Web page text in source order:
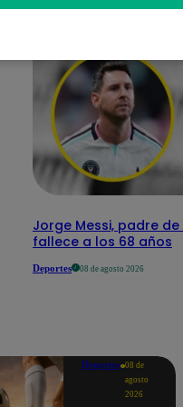
Jorge Messi, padre de
fallece a los 68 años
Deportes 08 de agosto 2026
Deportes 08 de
agosto
2026